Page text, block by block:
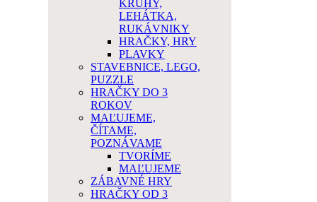
KRUHY,
LEHÁTKA,
RUKÁVNIKY
HRAČKY, HRY
PLAVKY
STAVEBNICE, LEGO,
PUZZLE
HRAČKY DO 3
ROKOV
MAĽUJEME,
ČÍTAME,
POZNÁVAME
TVORÍME
MAĽUJEME
ZÁBAVNÉ HRY
HRAČKY OD 3